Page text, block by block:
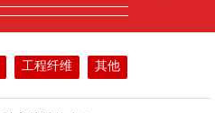
工程纤维 其他